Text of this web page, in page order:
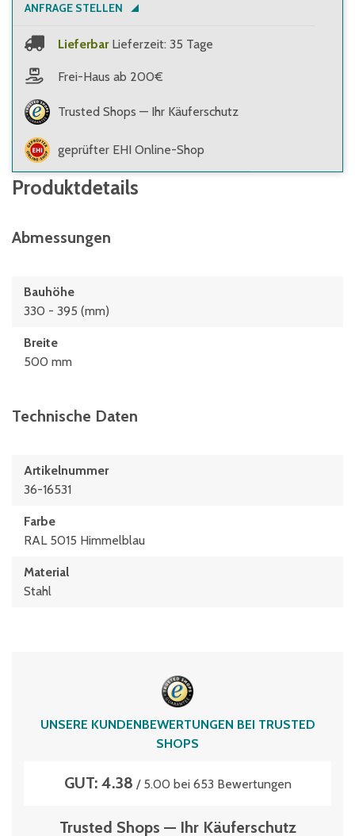
ANFRAGE STELLEN
Lieferbar Lieferzeit: 35 Tage
Frei-Haus ab 200€
Trusted Shops — Ihr Käuferschutz
geprüfter EHI Online-Shop
Produktdetails
Abmessungen
Bauhöhe
330 - 395 (mm)
Breite
500 mm
Technische Daten
Artikelnummer
36-16531
Farbe
RAL 5015 Himmelblau
Material
Stahl
UNSERE KUNDENBEWERTUNGEN BEI TRUSTED
SHOPS
GUT: 4.38 / 5.00 bei 653 Bewertungen
Trusted Shops — Ihr Käuferschutz